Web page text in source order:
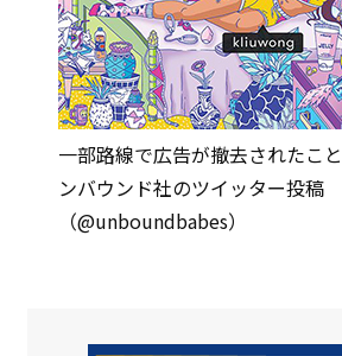
一部路線で広告が撤去されたこ
ンバウンド社のツイッター投稿
（@unboundbabes）